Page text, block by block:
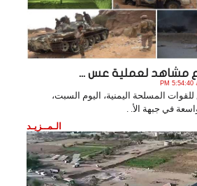
مشاهد لعملية عس ...
للقوات المسلحة اليمنية، اليوم السبت،
في جبهة الأ. .
الـمــزيـد